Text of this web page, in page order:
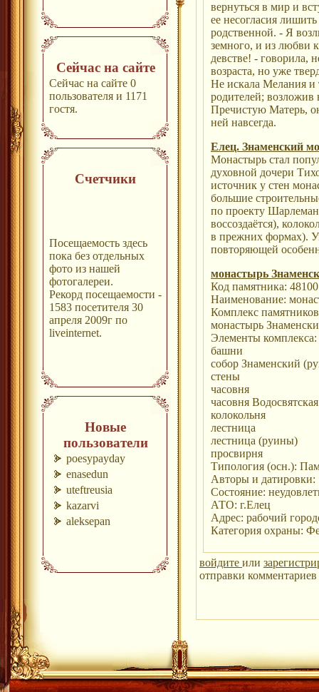
Сейчас на сайте
Сейчас на сайте 0
пользователя и 1171
гостя.
Счетчики
Посещаемость здесь
пока без отдельных
фото из нашей
фотогалереи.
Рекорд посещаемости -
1583 посетителя 30
апреля 2009г по
liveinternet.
Новые
пользователи
poesypayday
enasedun
uteftreusia
kazarvi
aleksepan
вернуться в мир и
ее несогласия
родственной. - Я
земного, и из любви
девстве! - говорила,
возраста, но уже
Не искала Мелания и
родителей;
Пречистую Матерь,
ней навсегда.
Елец. Знаменский
Монастырь стал
духовной дочери
источник у стен
большие
по проекту
воссоздаётся),
в прежних формах).
повторяющей
монастырь
Код памятника:
Наименование:
Комплекс
монастырь
Элементы комплекса:
башни
собор Знаменский
стены
часовня
часовня
колокольня
лестница
лестница (руины)
просвирня
Типология (осн.):
Авторы и датировки:
Состояние:
АТО: г.Елец
Адрес: рабочий
Категория охраны:
войдите или
отправки